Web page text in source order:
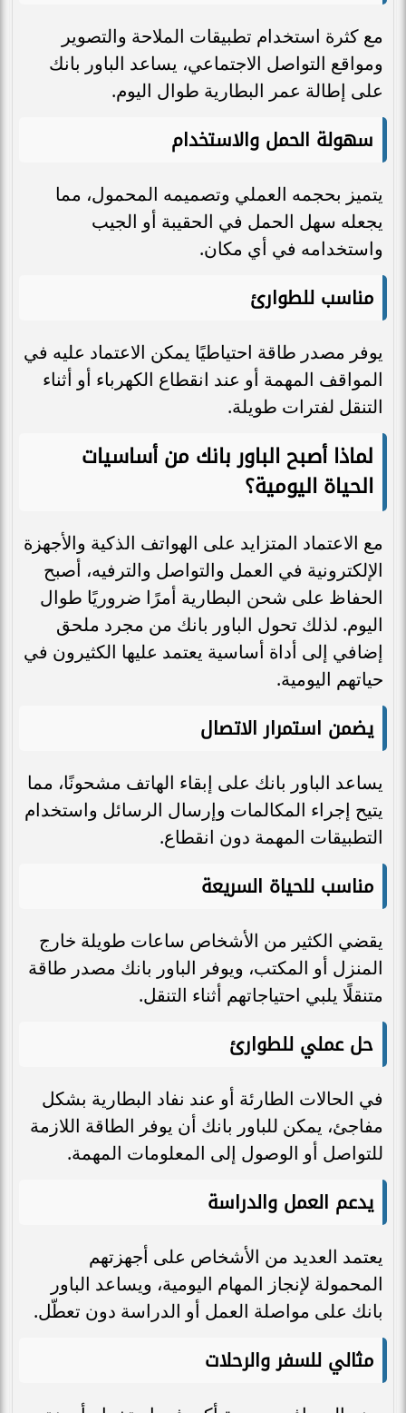
مع كثرة استخدام تطبيقات الملاحة والتصوير
ومواقع التواصل الاجتماعي، يساعد الباور بانك
على إطالة عمر البطارية طوال اليوم.
سهولة الحمل والاستخدام
يتميز بحجمه العملي وتصميمه المحمول، مما
يجعله سهل الحمل في الحقيبة أو الجيب
واستخدامه في أي مكان.
مناسب للطوارئ
يوفر مصدر طاقة احتياطيًا يمكن الاعتماد عليه في
المواقف المهمة أو عند انقطاع الكهرباء أو أثناء
التنقل لفترات طويلة.
لماذا أصبح الباور بانك من أساسيات
الحياة اليومية؟
مع الاعتماد المتزايد على الهواتف الذكية والأجهزة
الإلكترونية في العمل والتواصل والترفيه، أصبح
الحفاظ على شحن البطارية أمرًا ضروريًا طوال
اليوم. لذلك تحول الباور بانك من مجرد ملحق
إضافي إلى أداة أساسية يعتمد عليها الكثيرون في
حياتهم اليومية.
يضمن استمرار الاتصال
يساعد الباور بانك على إبقاء الهاتف مشحونًا، مما
يتيح إجراء المكالمات وإرسال الرسائل واستخدام
التطبيقات المهمة دون انقطاع.
مناسب للحياة السريعة
يقضي الكثير من الأشخاص ساعات طويلة خارج
المنزل أو المكتب، ويوفر الباور بانك مصدر طاقة
متنقلًا يلبي احتياجاتهم أثناء التنقل.
حل عملي للطوارئ
في الحالات الطارئة أو عند نفاد البطارية بشكل
مفاجئ، يمكن للباور بانك أن يوفر الطاقة اللازمة
للتواصل أو الوصول إلى المعلومات المهمة.
يدعم العمل والدراسة
يعتمد العديد من الأشخاص على أجهزتهم
المحمولة لإنجاز المهام اليومية، ويساعد الباور
بانك على مواصلة العمل أو الدراسة دون تعطّل.
مثالي للسفر والرحلات